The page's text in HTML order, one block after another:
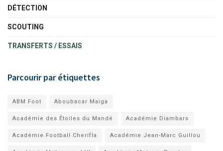
DÉTECTION
SCOUTING
TRANSFERTS / ESSAIS
Parcourir par étiquettes
ABM Foot Aboubacar Maiga
Académie des Étoiles du Mandé Académie Diambars
Académie Football Cherifla Académie Jean-Marc Guillou